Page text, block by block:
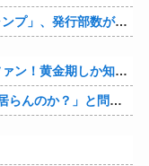
かつて６５０万部を誇った「週刊少年ジャンプ」、発行部数が初の100万部割れ
【阪神】暗黒期を知らない新世代の若虎ファン！黄金期しか知らない現代のファン事情と驚きのリアル
【ヤバイ】女部下に「結婚して3年も子供居らんのか？」と問い詰めた結果ｗｗｗｗ 他